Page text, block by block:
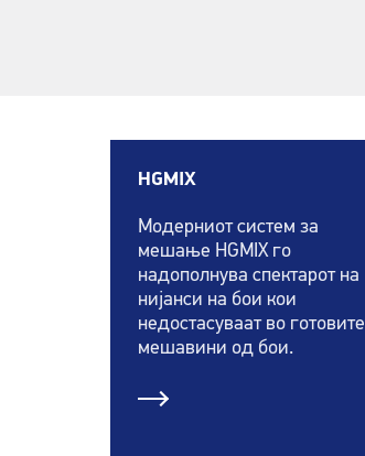
HGMIX
Модерниот систем за
мешање HGMIX го
надополнува спектарот на
нијанси на бои кои
недостасуваат во готовите
мешавини од бои.